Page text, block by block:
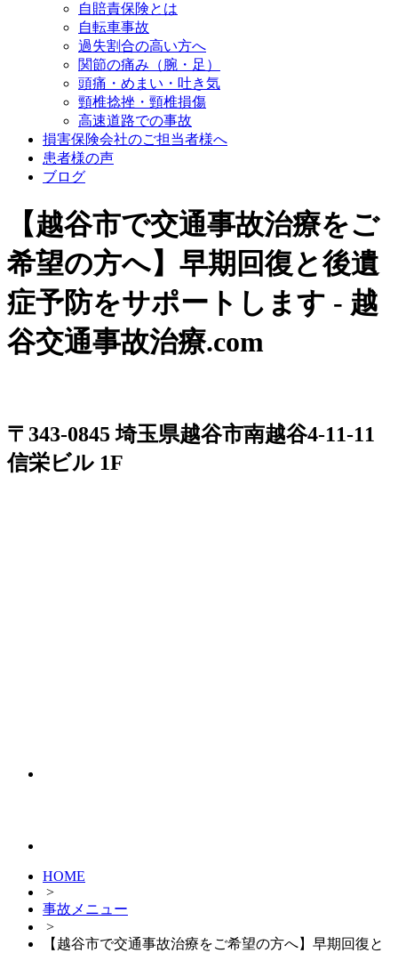
自賠責保険とは
自転車事故
過失割合の高い方へ
関節の痛み（腕・足）
頭痛・めまい・吐き気
頸椎捻挫・頸椎損傷
高速道路での事故
損害保険会社のご担当者様へ
患者様の声
ブログ
【越谷市で交通事故治療をご
希望の方へ】早期回復と後遺
症予防をサポートします - 越
谷交通事故治療.com
〒343-0845 埼玉県越谷市南越谷4-11-11
信栄ビル 1F
HOME
>
事故メニュー
>
【越谷市で交通事故治療をご希望の方へ】早期回復と